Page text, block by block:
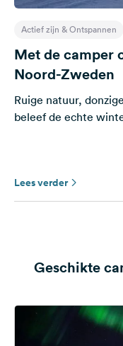
Actief zijn & Ontspannen
Met de camper
Noord-Zweden
Ruige natuur,
beleef de echte
Lees verder
Geschikte